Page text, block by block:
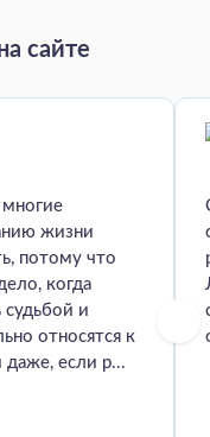
сайте
жизни
потому что
когда
судьбой и
относятся к
даже, если р...